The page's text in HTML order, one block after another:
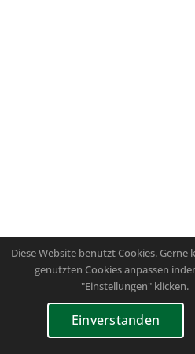
Diese Website benutzt Cookies. Gerne
genutzten Cookies anpassen
"Einstellungen" klicken.
Einverstanden